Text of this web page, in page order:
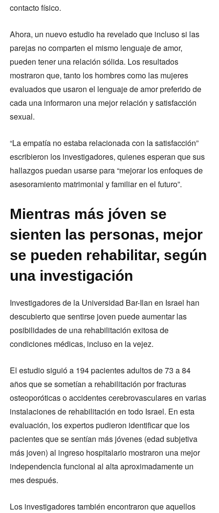
contacto físico.
Ahora, un nuevo estudio ha revelado que incluso si las
parejas no comparten el mismo lenguaje de amor,
pueden tener una relación sólida. Los resultados
mostraron que, tanto los hombres como las mujeres
evaluados que usaron el lenguaje de amor preferido de
cada una informaron una mejor relación y satisfacción
sexual.
“La empatía no estaba relacionada con la satisfacción”
escribieron los investigadores, quienes esperan que sus
hallazgos puedan usarse para “mejorar los enfoques de
asesoramiento matrimonial y familiar en el futuro”.
Mientras más jóven se
sienten las personas, mejor
se pueden rehabilitar, según
una investigación
Investigadores de la Universidad Bar-Ilan en Israel han
descubierto que sentirse joven puede aumentar las
posibilidades de una rehabilitación exitosa de
condiciones médicas, incluso en la vejez.
El estudio siguió a 194 pacientes adultos de 73 a 84
años que se sometían a rehabilitación por fracturas
osteoporóticas o accidentes cerebrovasculares en varias
instalaciones de rehabilitación en todo Israel. En esta
evaluación, los expertos pudieron identificar que los
pacientes que se sentían más jóvenes (edad subjetiva
más joven) al ingreso hospitalario mostraron una mejor
independencia funcional al alta aproximadamente un
mes después.
Los investigadores también encontraron que aquellos